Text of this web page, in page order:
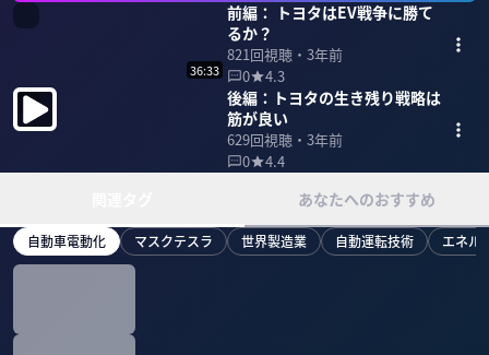
前編： トヨタはEV戦争に勝て
るか？
821回視聴・ 3年前
0
4.3
36:33
後編：トヨタの生き残り戦略は
筋が良い
629回視聴・ 3年前
0
4.4
あなたへのおすすめ
自動車電動化 マスクテスラ 世界製造業 自動運転技術 エネル